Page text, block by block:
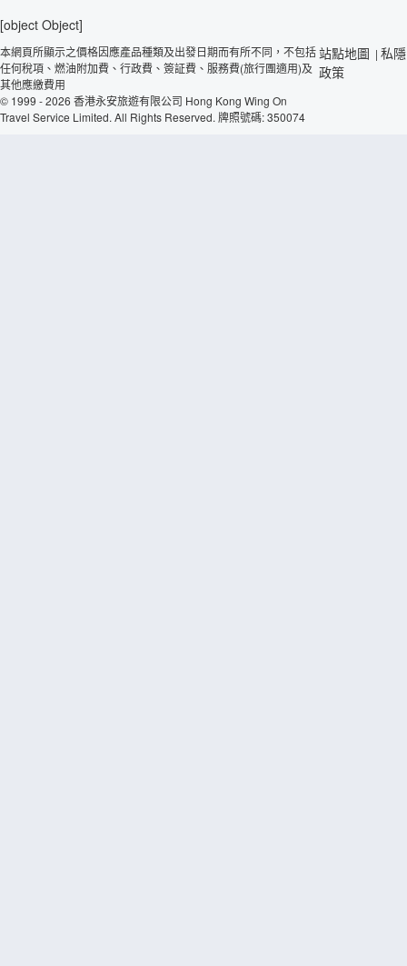
[object Object]
本網頁所顯示之價格因應產品種類及出發日期而有所不同，不包括
任何稅項、燃油附加費、行政費、簽証費、服務費(旅行團適用)及
其他應繳費用
© 1999 - 2026 香港永安旅遊有限公司 Hong Kong Wing On
Travel Service Limited. All Rights Reserved. 牌照號碼: 350074
站點地圖 | 私隱
政策